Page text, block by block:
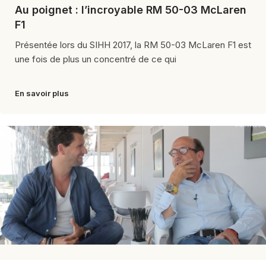
Au poignet : l’incroyable RM 50-03 McLaren
F1
Présentée lors du SIHH 2017, la RM 50-03 McLaren F1 est
une fois de plus un concentré de ce qui
En savoir plus